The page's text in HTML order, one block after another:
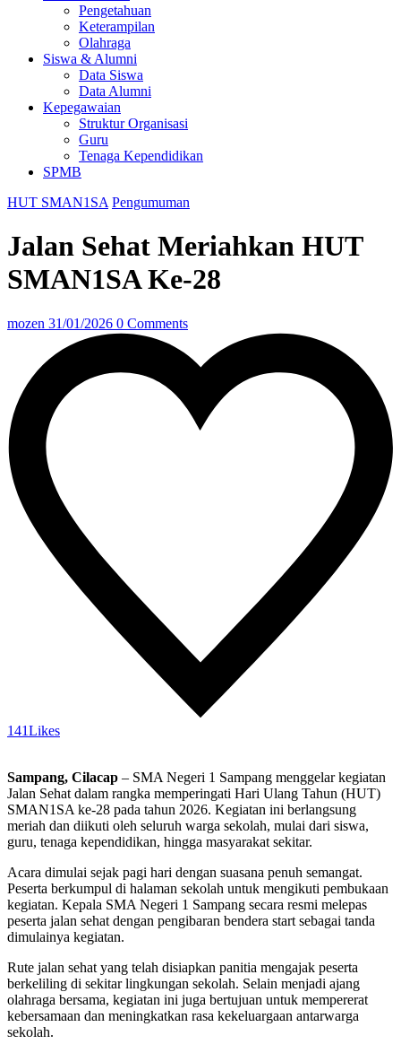
Pengetahuan
Keterampilan
Olahraga
Siswa & Alumni
Data Siswa
Data Alumni
Kepegawaian
Struktur Organisasi
Guru
Tenaga Kependidikan
SPMB
HUT SMAN1SA Pengumuman
Jalan Sehat Meriahkan HUT
SMAN1SA Ke-28
mozen 31/01/2026 0 Comments
141Likes
Sampang, Cilacap – SMA Negeri 1 Sampang menggelar kegiatan
Jalan Sehat dalam rangka memperingati Hari Ulang Tahun (HUT)
SMAN1SA ke-28 pada tahun 2026. Kegiatan ini berlangsung
meriah dan diikuti oleh seluruh warga sekolah, mulai dari siswa,
guru, tenaga kependidikan, hingga masyarakat sekitar.
Acara dimulai sejak pagi hari dengan suasana penuh semangat.
Peserta berkumpul di halaman sekolah untuk mengikuti pembukaan
kegiatan. Kepala SMA Negeri 1 Sampang secara resmi melepas
peserta jalan sehat dengan pengibaran bendera start sebagai tanda
dimulainya kegiatan.
Rute jalan sehat yang telah disiapkan panitia mengajak peserta
berkeliling di sekitar lingkungan sekolah. Selain menjadi ajang
olahraga bersama, kegiatan ini juga bertujuan untuk mempererat
kebersamaan dan meningkatkan rasa kekeluargaan antarwarga
sekolah.